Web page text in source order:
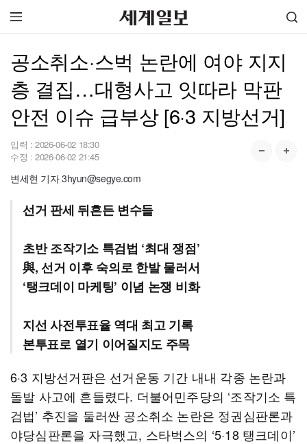
공소취소·스벅 논란에 여야 지지
층 결집…대형사고 잇따라 막판
안전 이슈 급부상 [6·3 지방선거]
입력 : 2026-06-02 18:30
수정 : 2026-06-02 21:45
변세현 기자 3hyun@segye.com
선거 판세 뒤흔든 변수들
초반 조작기소 특검법 ‘최대 쟁점’
與, 선거 이후 숙의로 한발 물러서
‘탱크데이 마케팅’ 이념 논쟁 비화
지선 사전투표율 역대 최고 기록
본투표로 열기 이어질지도 주목
6·3 지방선거판은 선거운동 기간 내내 각종 논란과
돌발 사고에 흔들렸다. 더불어민주당의 ‘조작기소 특
검법’ 추진을 둘러싼 공소취소 논란은 정권심판론과
야당심판론을 자극했고, 스타벅스의 ‘5·18 탱크데이’